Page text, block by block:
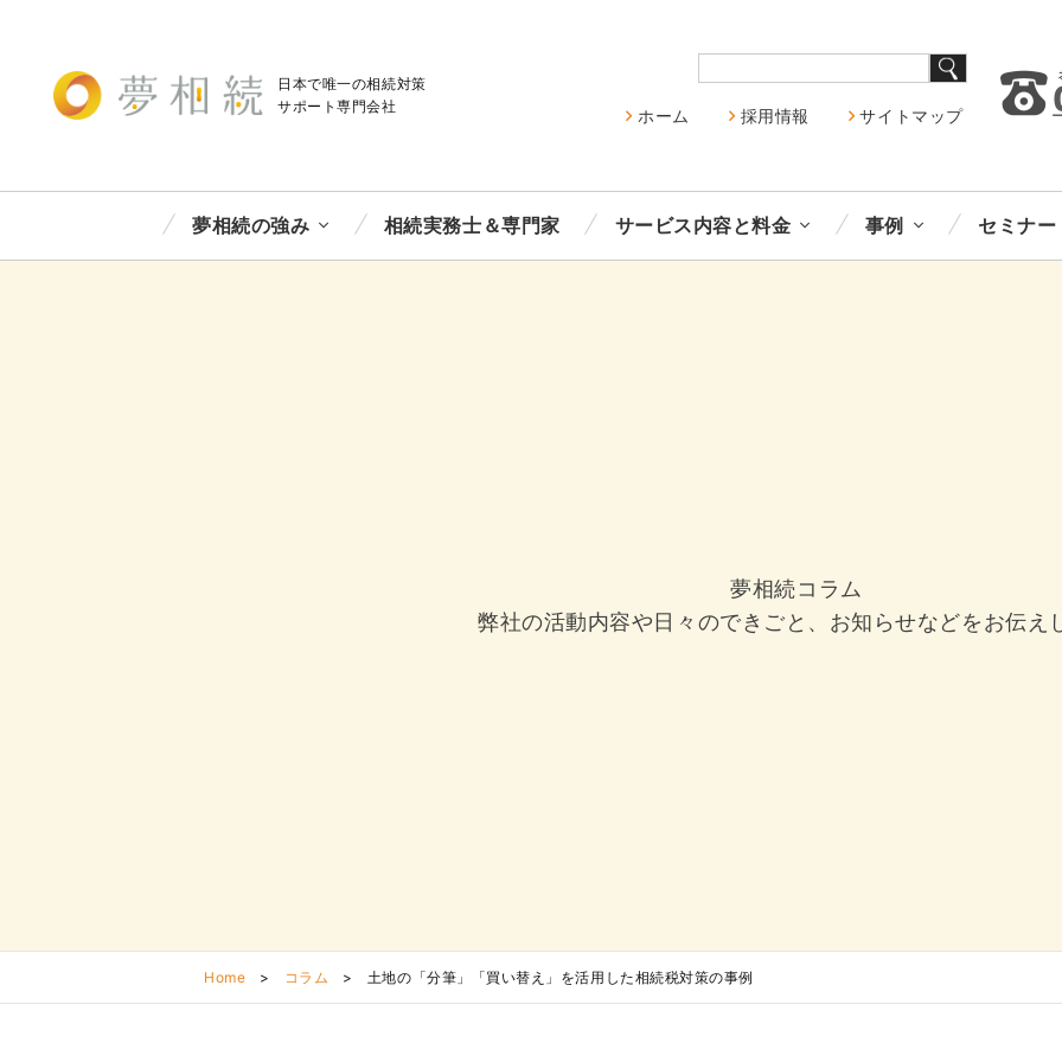
日本で唯一の相続対策
サポート専門会社 ホーム 採用情報 サイトマップ
夢相続の強み 相続実務士＆専門家 サービス内容と料金 事例 セミナー
夢相続コラム
弊社の活動内容や日々のできごと、お知らせなどをお伝え
Home > コラム > 土地の「分筆」「買い替え」を活用した相続税対策の事例